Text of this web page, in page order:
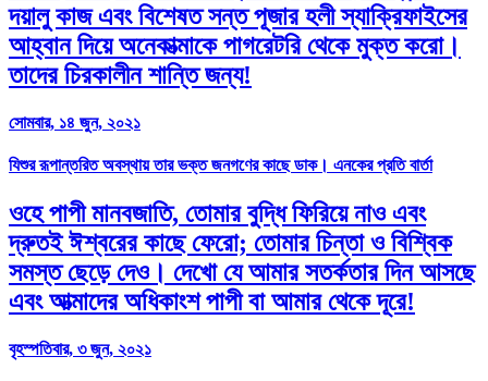
দয়ালু কাজ এবং বিশেষত সন্ত পূজার হলী স্যাক্রিফাইসের
আহ্বান দিয়ে অনেকাত্মাকে পাগরেটরি থেকে মুক্ত করো।
তাদের চিরকালীন শান্তি জন্য!
সোমবার, ১৪ জুন, ২০২১
যিশুর রূপান্তরিত অবস্থায় তার ভক্ত জনগণের কাছে ডাক। এনকের প্রতি বার্তা
ওহে পাপী মানবজাতি, তোমার বুদ্ধি ফিরিয়ে নাও এবং
দ্রুতই ঈশ্বরের কাছে ফেরো; তোমার চিন্তা ও বিশ্বিক
সমস্ত ছেড়ে দেও। দেখো যে আমার সতর্কতার দিন আসছে
এবং আত্মাদের অধিকাংশ পাপী বা আমার থেকে দূরে!
বৃহস্পতিবার, ৩ জুন, ২০২১